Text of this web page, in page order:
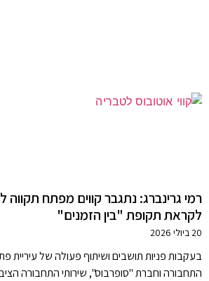
רמי גרינברג: נתגבר קווים מפתח תקווה
לקראת תקופת "בין הזמנים"
20 ביולי 2026
בעקבות פניות תושבים ושיתוף פעולה של עיריית
התחבורה וחברת "סופרבוס", שירותי התחבורה